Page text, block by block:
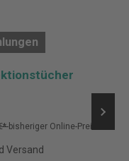
bisheriger Online-Preis
Versand